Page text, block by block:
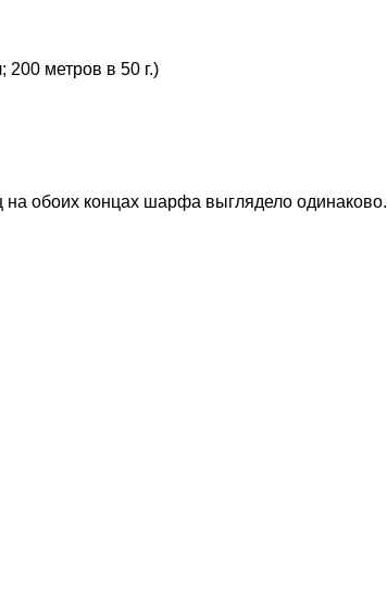
метров в 50 г.)
обоих концах шарфа выглядело одинаково.